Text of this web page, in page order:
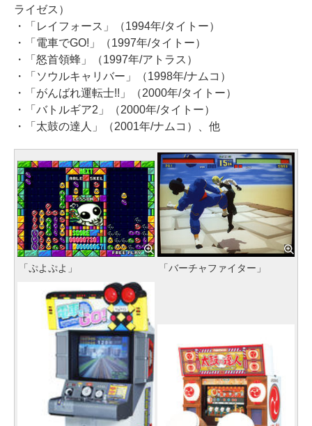
ライゼス）
・「レイフォース」（1994年/タイトー）
・「電車でGO!」（1997年/タイトー）
・「怒首領蜂」（1997年/アトラス）
・「ソウルキャリバー」（1998年/ナムコ）
・「がんばれ運転士!!」（2000年/タイトー）
・「バトルギア2」（2000年/タイトー）
・「太鼓の達人」（2001年/ナムコ）、他
「ぷよぷよ」 「バーチャファイター」